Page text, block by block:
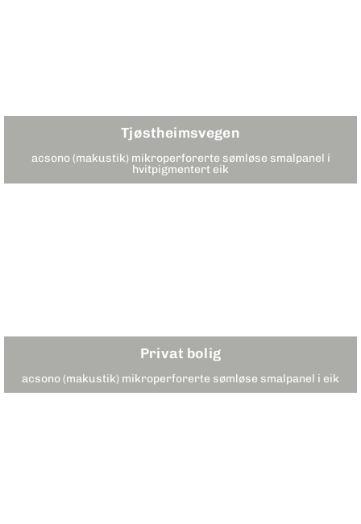
Tjøstheimsvegen
acsono (makustik) mikroperforerte sømløse smalpanel i
hvitpigmentert eik
Privat bolig
acsono (makustik) mikroperforerte sømløse smalpanel i eik